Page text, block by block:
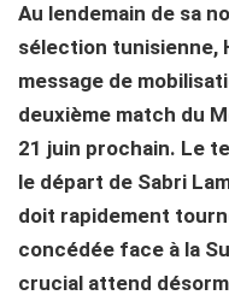
Au lendemain de sa
sélection tunisienne,
message de
deuxième match du
21 juin prochain. Le
le départ de Sabri
doit rapidement
concédée face à la
crucial attend